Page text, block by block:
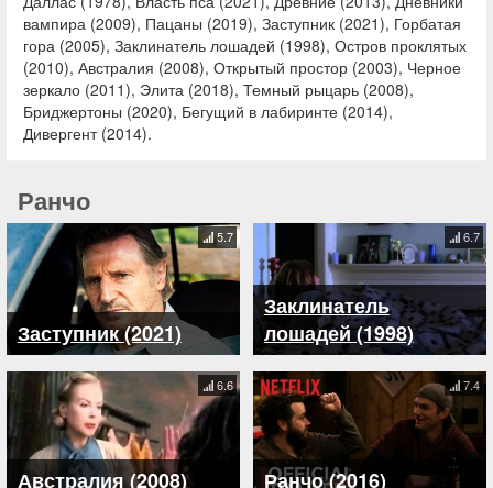
вампира (2009), Пацаны (2019), Заступник (2021), Горбатая
гора (2005), Заклинатель лошадей (1998), Остров проклятых
(2010), Австралия (2008), Открытый простор (2003), Черное
зеркало (2011), Элита (2018), Темный рыцарь (2008),
Бриджертоны (2020), Бегущий в лабиринте (2014),
Дивергент (2014).
Ранчо
Заступник (2021)
5.7
Заклинатель
лошадей (1998)
6.7
Австралия (2008)
6.6
Ранчо (2016)
7.4